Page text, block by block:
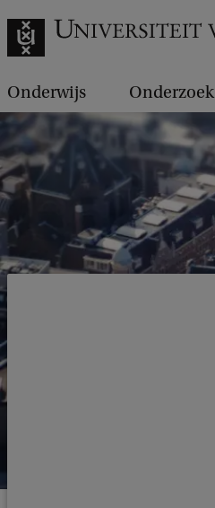
Onderwijs Onderzoek